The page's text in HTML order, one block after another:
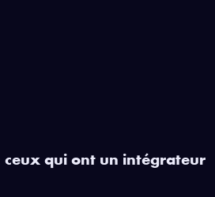
ceux qui ont un intégrateur